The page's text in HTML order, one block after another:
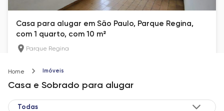
Home Imóveis
Casa e Sobrado para alugar
Casa para alugar em São Paulo, Parque Regina,
com 1 quarto, com 10 m²
Parque Regina
R$ 700